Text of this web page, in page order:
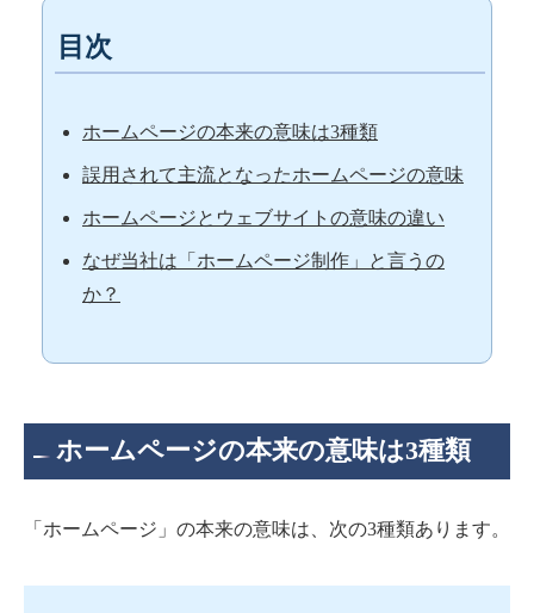
目次
ホームページの本来の意味は3種類
誤用されて主流となったホームページの意味
ホームページとウェブサイトの意味の違い
なぜ当社は「ホームページ制作」と言うの
か？
ホームページの本来の意味は3種類
「ホームページ」の本来の意味は、次の3種類あります。